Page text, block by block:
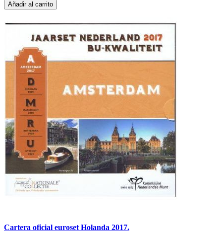
Añadir al carrito
Cartera oficial euroset Holanda 2017.